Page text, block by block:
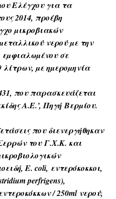
Ελέγχου για τα
2014, προέβη
µικροβιακών
νερού µε την
εµφιαλωµένου σε
µε ηµεροµηνία
που παρασκευάζεται
Α.Ε.’, ΠηγήΒερµίου.
που διενεργήθηκαν
τουΓ.Χ.Κ. και
E. coli, εντερόκοκκοι,
perfrigens),
/ 250ml νερού,